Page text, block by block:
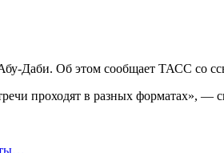
Даби. Об этом сообщает ТАСС со
проходят в разных форматах», —